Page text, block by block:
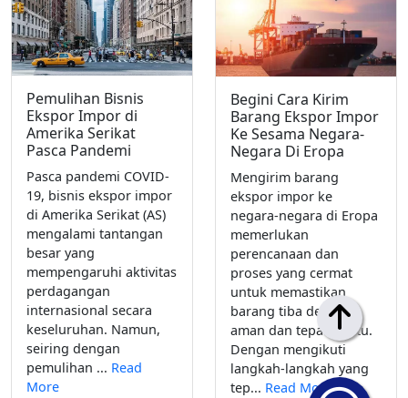
Pemulihan Bisnis
Ekspor Impor di
Amerika Serikat
Pasca Pandemi
Pasca pandemi COVID-
19, bisnis ekspor impor
di Amerika Serikat (AS)
mengalami tantangan
besar yang
mempengaruhi aktivitas
perdagangan
internasional secara
keseluruhan. Namun,
seiring dengan
pemulihan ... Read
More
Begini Cara Kirim
Barang Ekspor Impor
Ke Sesama Negara-
Negara Di Eropa
Mengirim barang
ekspor impor ke
negara-negara di Eropa
memerlukan
perencanaan dan
proses yang cermat
untuk memastikan
barang tiba dengan
aman dan tepat waktu.
Dengan mengikuti
langkah-langkah yang
tep... Read More